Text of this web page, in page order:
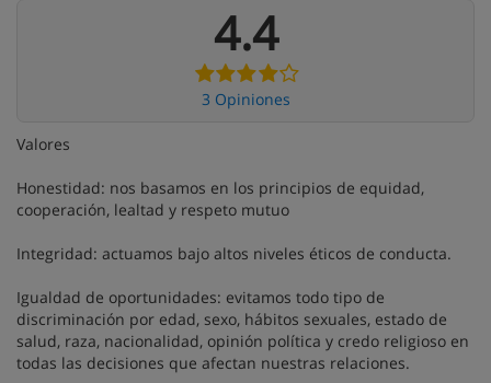
4.4
3 Opiniones
Valores
Honestidad: nos basamos en los principios de equidad,
cooperación, lealtad y respeto mutuo
Integridad: actuamos bajo altos niveles éticos de conducta.
Igualdad de oportunidades: evitamos todo tipo de
discriminación por edad, sexo, hábitos sexuales, estado de
salud, raza, nacionalidad, opinión política y credo religioso en
todas las decisiones que afectan nuestras relaciones.